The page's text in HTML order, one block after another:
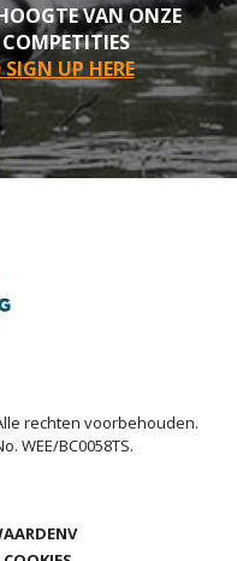
VAN ONZE
UP HERE
rechten voorbehouden.
WEE/BC0058TS.